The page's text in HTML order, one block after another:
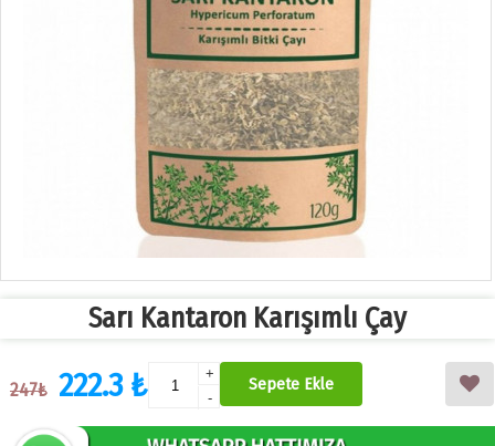
Sarı Kantaron Karışımlı Çay
247₺ 222.3 ₺
+
-
Sepete Ekle